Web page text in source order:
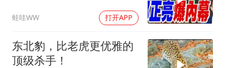
极不负责｜郭正亮.帅化
民.孙大千｜辣晚报
20260804
蛙哇WW 打开APP
东北豹，比老虎更优雅的
顶级杀手！